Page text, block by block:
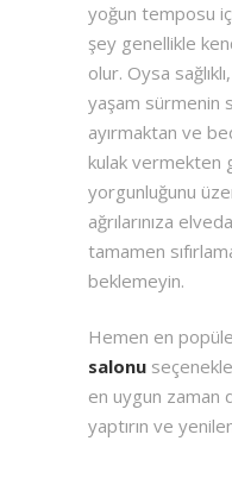
yoğun temposu
şey genellikle
olur. Oysa
yaşam sürmenin
ayırmaktan ve
kulak vermekten
yorgunluğunu
ağrılarınıza
tamamen
beklemeyin.
Hemen en
salonu
en uygun zaman
yaptırın ve